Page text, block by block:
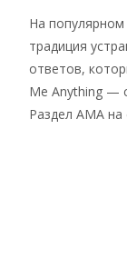
На популярном
традиция
ответов,
Me Anything —
Раздел AMA